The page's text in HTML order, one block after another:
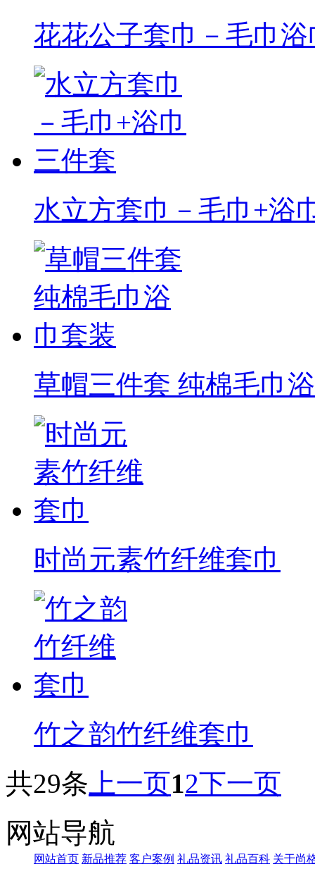
花花公子套巾－毛巾
水立方套巾－毛巾+浴
草帽三件套 纯棉毛巾
时尚元素竹纤维套巾
竹之韵竹纤维套巾
共29条 上一页12下一页
网站导航
网站首页 新品推荐 客户案例 礼品资讯 礼品百科 关于尚